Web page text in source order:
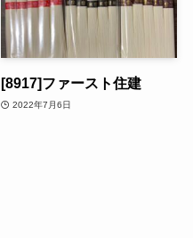
[8917]ファースト住建
2022年7月6日